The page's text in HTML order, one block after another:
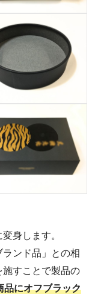
身します。
ンド品」との相
すことで製品の
品にオフブラック